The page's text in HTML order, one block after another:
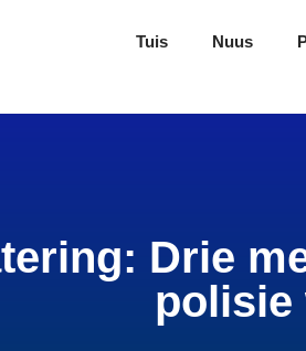
Tuis Nuus
Drie
polisie